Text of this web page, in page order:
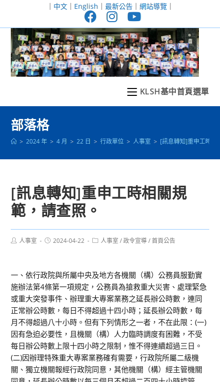
至
｜ 中文｜ English ｜ 最新公告｜ 網站導覽｜
KLSH基中首頁選單
部落格
> 2024 年 > 4 月 > 22 日 > 行政單位 > 人事室 > [訊息轉知]重申工時相
[訊息轉知]重申工時相關規
範，請查照。
Post人事室
Post2024-04-22
Post人事室 / 政令宣導 / 首頁公告
一、依行政院與所屬中央及地方各機關（構）公務員服勤實
施辦法第4條第一項規定，公務員為搶救重大災害、處理緊急
或重大突發事件、辦理重大專案業務之延長辦公時數，連同
正常辦公時數，每日不得超過十四小時；延長辦公時數，每
月不得超過八十小時。但有下列情形之一者，不在此限：(一)
因有急迫必要性，且機關（構）人力臨時調度有困難，不受
每日辦公時數上限十四小時之限制，惟不得連續超過三日。
(二)因辦理特殊重大專案業務確有需要，行政院所屬二級機
關、獨立機關報經行政院同意，其他機關（構）經主管機關